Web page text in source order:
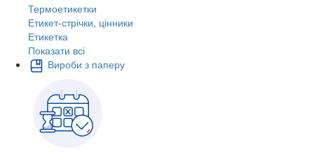
Термоетикетки
Етикет-стрічки, цінники
Етикетка
Показати всі
Вироби з паперу